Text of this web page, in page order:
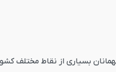
بسیاری از نقاط مختلف